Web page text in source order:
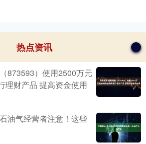
热点资讯
873593）使用2500万元
理财产品 提高资金使用
油气经营者注意！这些